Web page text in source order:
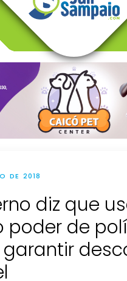
DE 2018
diz que
poder de